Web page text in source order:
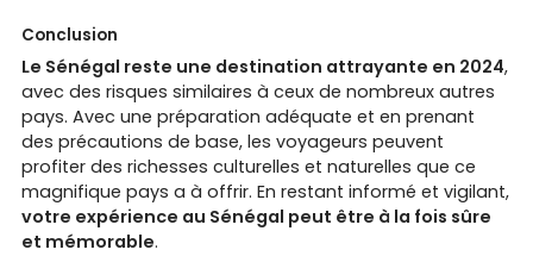
Conclusion
Le Sénégal reste une destination attrayante en 2024,
avec des risques similaires à ceux de nombreux autres
pays. Avec une préparation adéquate et en prenant
des précautions de base, les voyageurs peuvent
profiter des richesses culturelles et naturelles que ce
magnifique pays a à offrir. En restant informé et vigilant,
votre expérience au Sénégal peut être à la fois sûre
et mémorable.